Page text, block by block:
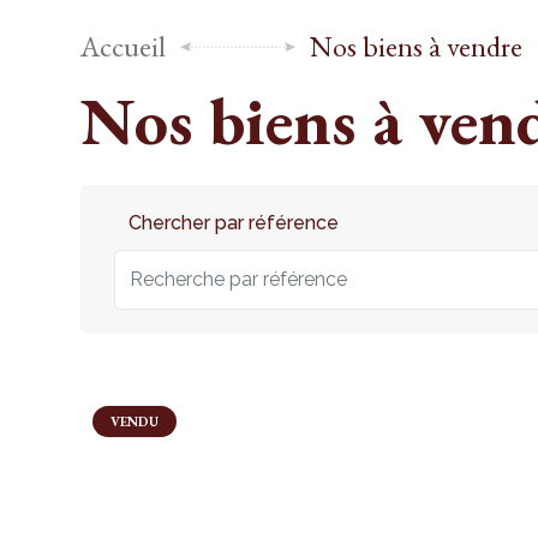
Accueil Nos biens à vendre
Nos biens à
Chercher par référence
VENDU